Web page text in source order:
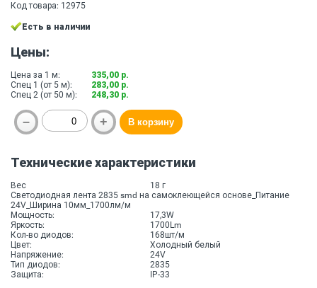
Код товара: 12975
Есть в наличии
Цены:
Цена за 1 м:
335,00 р.
Спец 1 (от 5 м):
283,00 р.
Спец 2 (от 50 м):
248,30 р.
Технические характеристики
Вес
18 г
Светодиодная лента 2835 smd на самоклеющейся основе_Питание
24V_Ширина 10мм_1700лм/м
Мощность:
17,3W
Яркость:
1700Lm
Кол-во диодов:
168шт/м
Цвет:
Холодный белый
Напряжение:
24V
Тип диодов:
2835
Защита:
IP-33